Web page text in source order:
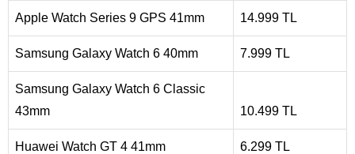
Apple Watch Series 9 GPS 41mm 14.999 TL
Samsung Galaxy Watch 6 40mm 7.999 TL
Samsung Galaxy Watch 6 Classic
43mm
10.499 TL
Huawei Watch GT 4 41mm 6.299 TL